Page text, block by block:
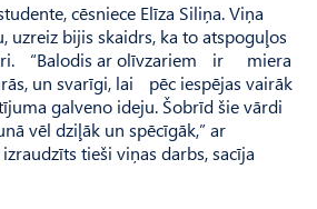
cēsniece Elīza Siliņa. Viņa
uzreiz bijis skaidrs, ka to atspoguļos
“Balodis ar olīvzariem ir miera
un svarīgi, lai pēc iespējas vairāk
galveno ideju. Šobrīd šie vārdi
vēl dziļāk un spēcīgāk,” ar
tieši viņas darbs, sacīja